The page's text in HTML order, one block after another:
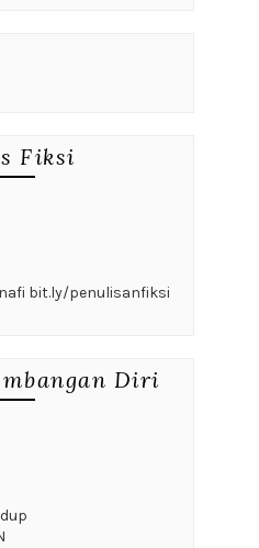
Fiksi
bit.ly/penulisanfiksi
Diri